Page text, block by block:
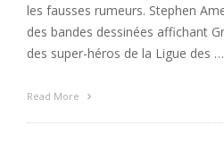
les fausses rumeurs. Stephen
des bandes dessinées affichant
des super-héros de la Ligue des …
Read More